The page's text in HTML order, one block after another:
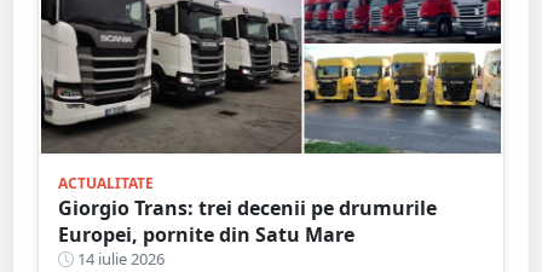
ACTUALITATE
Giorgio Trans: trei decenii pe drumurile
Europei, pornite din Satu Mare
14 iulie 2026